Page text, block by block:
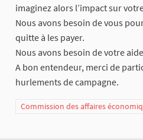
imaginez alors l’impact sur
Nous avons besoin de vous
quitte à les payer.
Nous avons besoin de votre
A bon entendeur, merci de
hurlements de campagne.
Commission des affaires